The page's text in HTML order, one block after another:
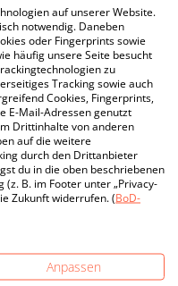
auf unserer Website.
notwendig. Daneben
oder Fingerprints sowie
häufig unsere Seite besucht
zu
Tracking sowie auch
Cookies, Fingerprints,
E-Mail-Adressen genutzt
Drittinhalte von anderen
auf die weitere
durch den Drittanbieter
du in die oben beschriebenen
B. im Footer unter „Privacy-
Zukunft widerrufen. (BoD-
Anpassen